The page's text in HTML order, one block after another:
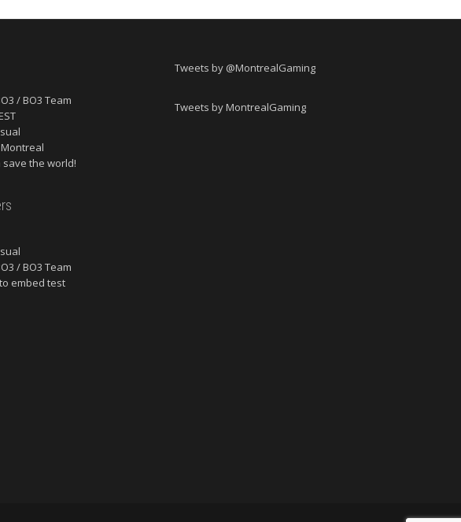
/ BO3 Team
save the world!
/ BO3 Team
embed test
Tweets by @MontrealGaming
Tweets by MontrealGaming